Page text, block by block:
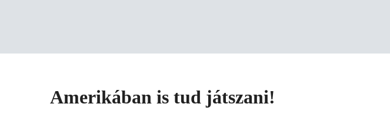
Amerikában is tud játszani!